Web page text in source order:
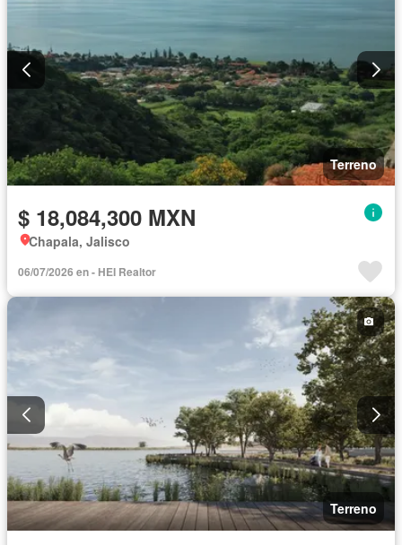
Terreno
$ 18,084,300 MXN
Chapala, Jalisco
06/07/2026 en - HEI Realtor
Terreno